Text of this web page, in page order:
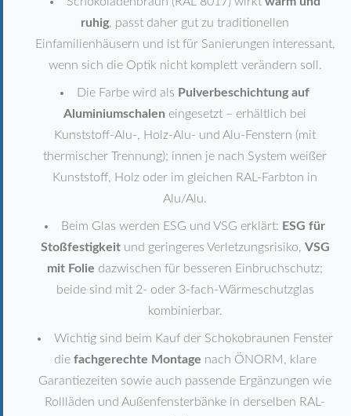
ruhig, passt daher gut zu traditionellen
Einfamilienhäusern und ist für Sanierungen interessant,
wenn sich die Optik nicht komplett verändern soll.
Die Farbe wird als Pulverbeschichtung auf
Aluminiumschalen eingesetzt – erhältlich bei
Kunststoff-Alu-, Holz-Alu- und Alu-Fenstern (mit
thermischer Trennung); innen je nach System weißer
Kunststoff, Holz oder im gleichen RAL-Farbton in
Alu/Alu.
Beim Glas werden ESG und VSG erklärt: ESG für
Stoßfestigkeitund geringeres Verletzungsrisiko, VSG
mit Folie dazwischen für besseren Einbruchschutz;
beide sind mit 2- oder 3-fach-Wärmeschutzglas
kombinierbar.
Wichtig sind beim Kauf der Schokobraunen Fenster
die fachgerechte Montage nach ÖNORM, klare
Garantiezeiten sowie auch passende Ergänzungen wie
Rollläden und Außenfensterbänke in derselben RAL-